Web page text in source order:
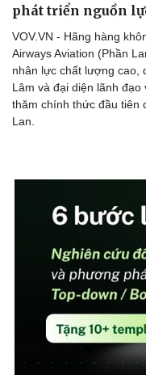
phát triển nguồn
VOV.VN - Hãng hàng
Airways Aviation (Phần
nhân lực chất lượng cao,
Lâm và đại diện lãnh
thăm chính thức đầu tiên
Lan.